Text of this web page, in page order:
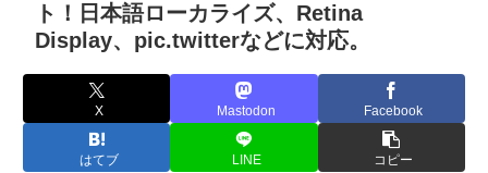
ト！日本語ローカライズ、Retina
Display、pic.twitterなどに対応。
X Mastodon Facebook
はてブ LINE コピー